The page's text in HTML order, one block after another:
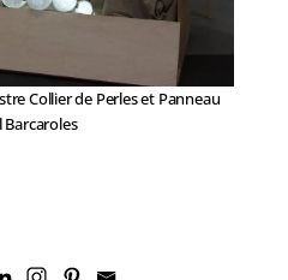
Collier de Perles et Panneau
Barcaroles